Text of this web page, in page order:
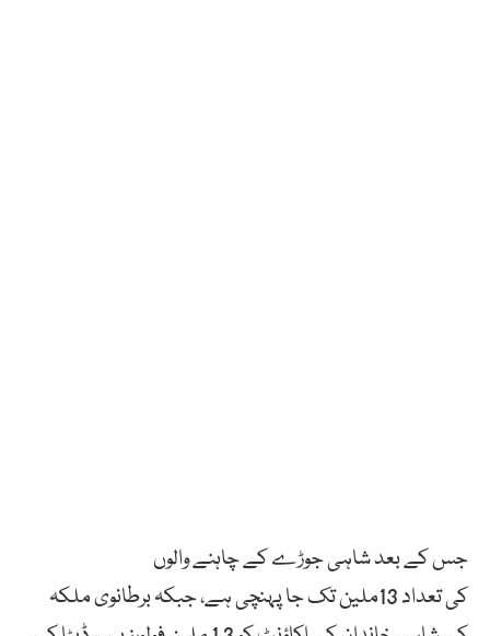
جسکےبعدشاہیجوڑےکےچاہنےوالوں
کیتعداد ملینتکجاپہنچی ہے، جبکہ برطانوی ملکہ